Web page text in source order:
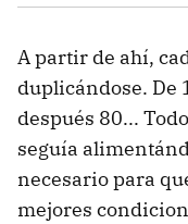
A partir de ahí,
duplicándose. De
después 80...
seguía
necesario para
mejores